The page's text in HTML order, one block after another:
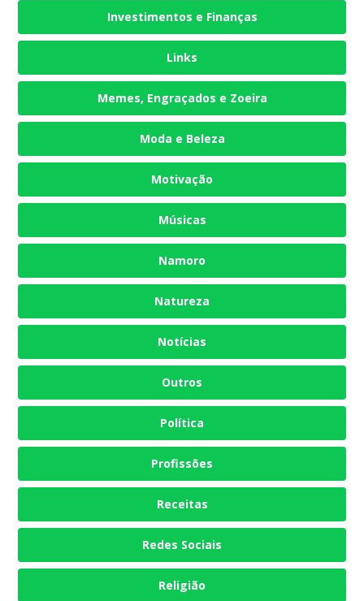
Investimentos e Finanças
Links
Memes, Engraçados e Zoeira
Moda e Beleza
Motivação
Músicas
Namoro
Natureza
Notícias
Outros
Política
Profissões
Receitas
Redes Sociais
Religião